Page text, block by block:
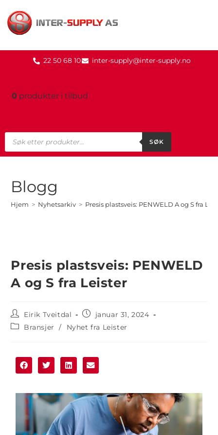
22 50 68 10 inter-supply@inter-supply.no
0 produkter i tilbud
SØK
Blogg
Hjem > Nyhetsarkiv > Presis plastsveis: PENWELD A og S fra
Presis plastsveis: PENWELD
A og S fra Leister
Eirik Tveitdal
januar 31, 2024
Bransjer
/ Nyhet fra Leister